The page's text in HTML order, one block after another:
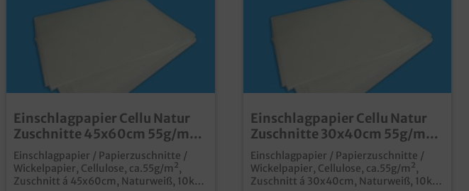
Einschlagpapier Cellu Natur
Zuschnitte 45x60cm 55g/m²
10kg
Einschlagpapier / Papierzuschnitte /
Wickelpapier, Cellulose, ca.55g/m²,
Zuschnitt á 45x60cm, Naturweiß, 10kg
Einschlagpapier Cellu Natur
Zuschnitte 30x40cm 55g/m²
10kg
Einschlagpapier / Papierzuschnitte /
Wickelpapier, Cellulose, ca.55g/m²,
Zuschnitt á 30x40cm, Naturweiß, 10kg